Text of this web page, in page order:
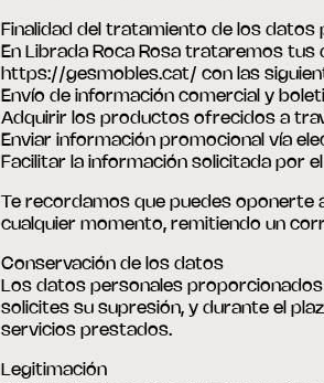
Finalidad del tratamiento de los datos
En Librada Roca Rosa trataremos
https://gesmobles.cat/ con las
Envío de información comercial y
Adquirir los productos ofrecidos a
Enviar información promocional vía
Facilitar la información solicitada por
Te recordamos que puedes oponerte
cualquier momento, remitiendo un
Conservación de los datos
Los datos personales
solicites su supresión, y durante el
servicios prestados.
Legitimación